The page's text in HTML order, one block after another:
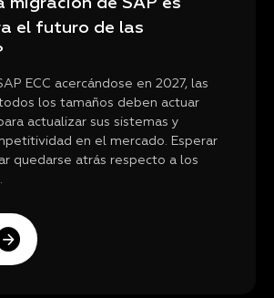
migración de SAP es
el futuro de las
ECC acercándose en 2027, las
los tamaños deben actuar
actualizar sus sistemas y
en el mercado. Esperar
quedarse atrás respecto a los